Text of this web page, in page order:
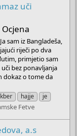
uči
Ocjena
sam iz Bangladeša,
riječi po dva
primjetio sam
bez ponavljanja
dokaz o tome da
hajje
je
Fetve
a.s